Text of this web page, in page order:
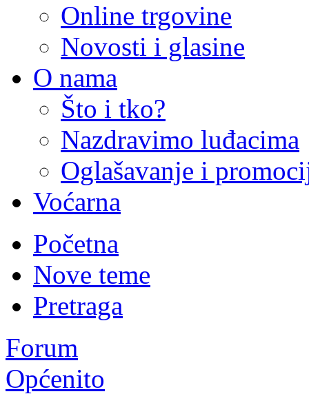
Online trgovine
Novosti i glasine
O nama
Što i tko?
Nazdravimo luđacima
Oglašavanje i
Voćarna
Početna
Nove teme
Pretraga
Forum
Općenito